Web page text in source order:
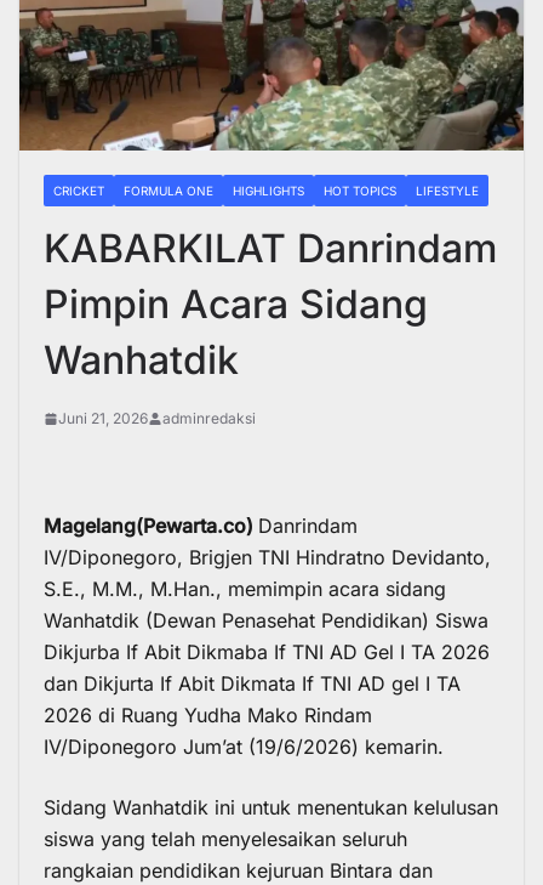
CRICKET FORMULA ONE HIGHLIGHTS HOT TOPICS LIFESTYLE
KABARKILAT Danrindam
Pimpin Acara Sidang
Wanhatdik
Juni 21, 2026 adminredaksi
Magelang(Pewarta.co) Danrindam
IV/Diponegoro, Brigjen TNI Hindratno Devidanto,
S.E., M.M., M.Han., memimpin acara sidang
Wanhatdik (Dewan Penasehat Pendidikan) Siswa
Dikjurba If Abit Dikmaba If TNI AD Gel I TA 2026
dan Dikjurta If Abit Dikmata If TNI AD gel I TA
2026 di Ruang Yudha Mako Rindam
IV/Diponegoro Jum’at (19/6/2026) kemarin.
Sidang Wanhatdik ini untuk menentukan kelulusan
siswa yang telah menyelesaikan seluruh
rangkaian pendidikan kejuruan Bintara dan